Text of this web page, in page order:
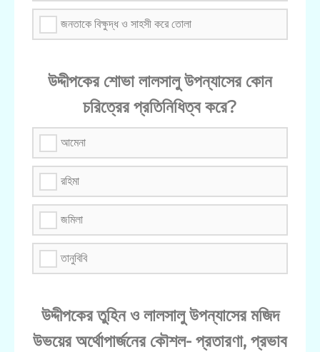
জনতাকে বিক্ষুদ্ধ ও সাহসী করে তোলা
উদ্দীপকের শোভা লালসালু উপন্যাসের কোন
চরিত্রের প্রতিনিধিত্ব করে?
আমেনা
রহিমা
জমিলা
তানুবিবি
উদ্দীপকের তুহিন ও লালসালু উপন্যাসের মজিদ
উভয়ের অর্থোপার্জনের কৌশল- প্রতারণা, প্রভাব